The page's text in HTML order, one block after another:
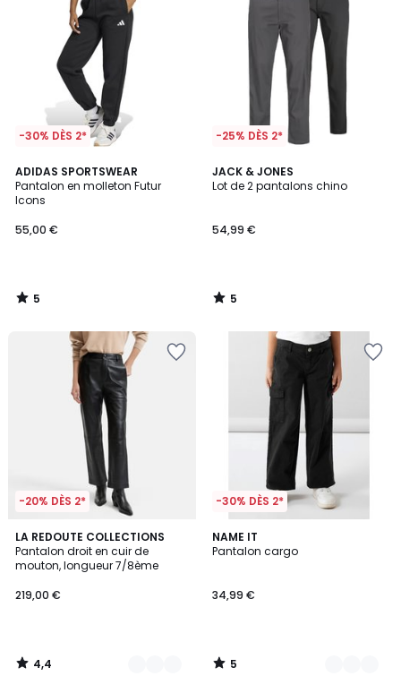
-30% DÈS 2*
ADIDAS SPORTSWEAR
Pantalon en molleton Futur
Icons
55,00 €
5
/
5
5
/
-25% DÈS 2*
JACK & JONES
Lot de 2 pantalons chino
54,99 €
5
/
5
/
-20% DÈS 2*
LA REDOUTE COLLECTIONS
Pantalon droit en cuir de
mouton, longueur 7/8ème
219,00 €
4,4
/ 5
2
Couleurs
4,4
/
-30% DÈS 2*
NAME IT
Pantalon cargo
34,99 €
5
/
2
Couleurs
5
/